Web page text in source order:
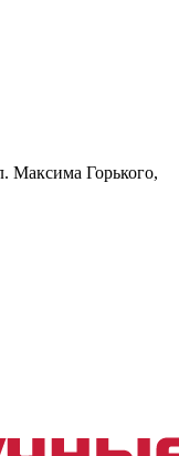
Максима Горького,